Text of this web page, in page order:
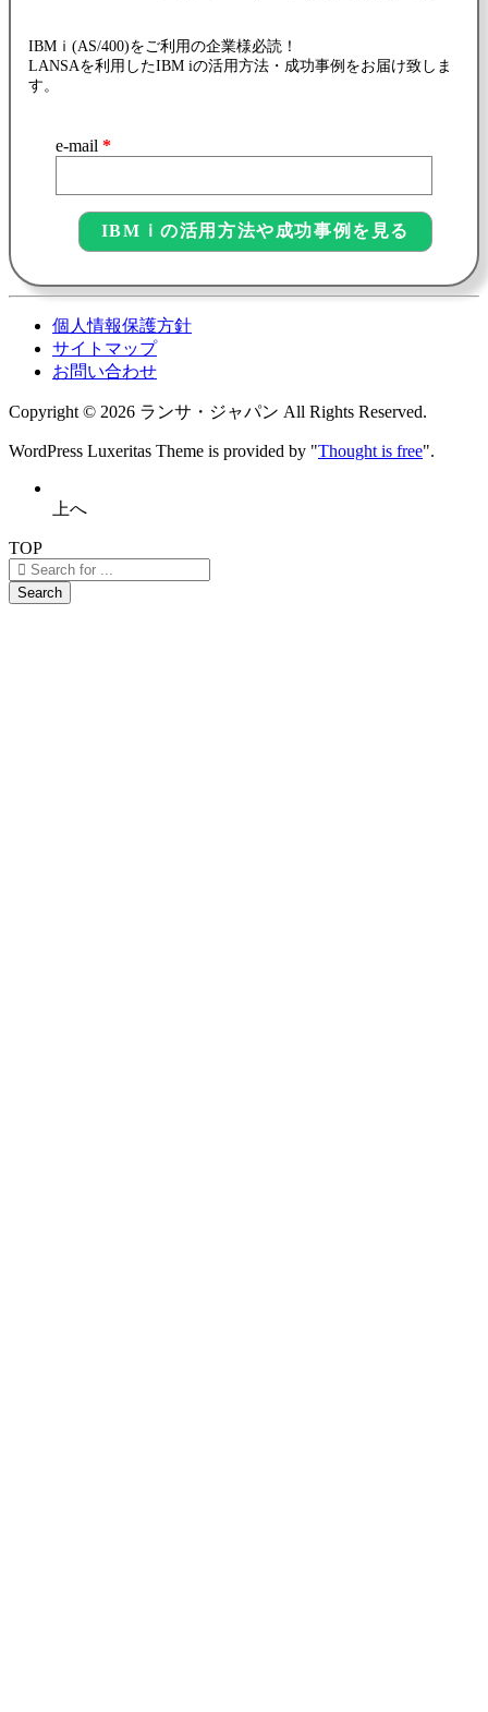
IBMｉ(AS/400)をご利用の企業様必読！
LANSAを利用したIBM iの活用方法・成功事例をお届け致しま
す。
e-mail *
個人情報保護方針
サイトマップ
お問い合わせ
Copyright © 2026 ランサ・ジャパン All Rights Reserved.
WordPress Luxeritas Theme is provided by "Thought is free".
上へ
TOP